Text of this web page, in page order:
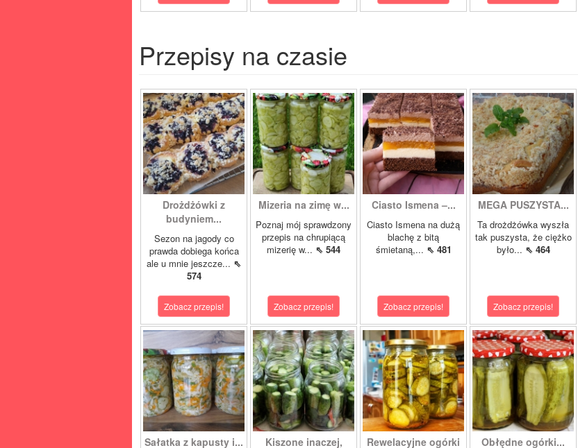
Przepisy na czasie
Drożdżówki z
budyniem...
Sezon na jagody co
prawda dobiega końca
ale u mnie jeszcze... ⇖
574
Zobacz przepis!
Mizeria na zimę w...
Poznaj mój sprawdzony
przepis na chrupiącą
mizerię w... ⇖ 544
Zobacz przepis!
Ciasto Ismena –...
Ciasto Ismena na dużą
blachę z bitą
śmietaną,... ⇖ 481
Zobacz przepis!
MEGA PUSZYSTA...
Ta drożdżówka wyszła
tak puszysta, że ciężko
było... ⇖ 464
Zobacz przepis!
Sałatka z kapusty i... Kiszone inaczej, Rewelacyjne ogórki Obłędne ogórki...